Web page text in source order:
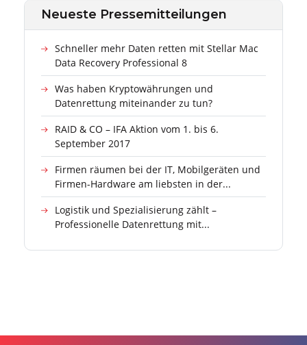
Neueste Pressemitteilungen
Schneller mehr Daten retten mit Stellar Mac
Data Recovery Professional 8
Was haben Kryptowährungen und
Datenrettung miteinander zu tun?
RAID & CO – IFA Aktion vom 1. bis 6.
September 2017
Firmen räumen bei der IT, Mobilgeräten und
Firmen-Hardware am liebsten in der...
Logistik und Spezialisierung zählt –
Professionelle Datenrettung mit...